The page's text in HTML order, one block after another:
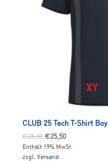
CLUB 25 Tech T-Shirt Boy
€35,00Ursprünglicher
Preis
war:
€25,50Aktueller
Preis
Enthält 19% MwSt.
zzgl. Versand